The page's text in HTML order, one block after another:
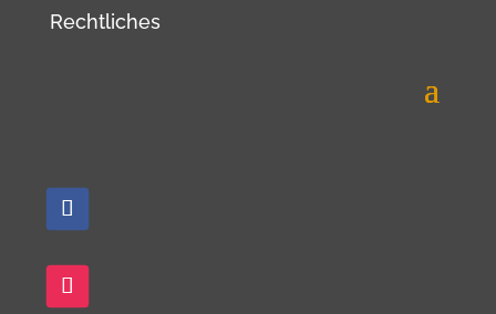
Rechtliches